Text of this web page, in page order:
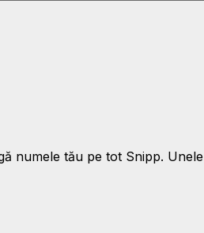
numele tău pe tot Snipp.